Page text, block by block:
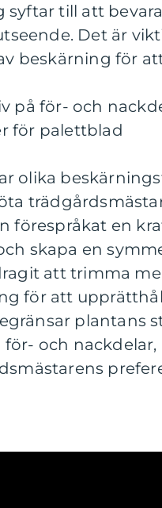
till att
Det är
beskärning för
på för- och
för palettblad
olika
förespråkat en
skapa en
att trimma
för att
plantans
och